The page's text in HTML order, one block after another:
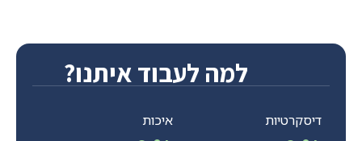
למה לעבוד איתנו?
דיסקרטיות איכות